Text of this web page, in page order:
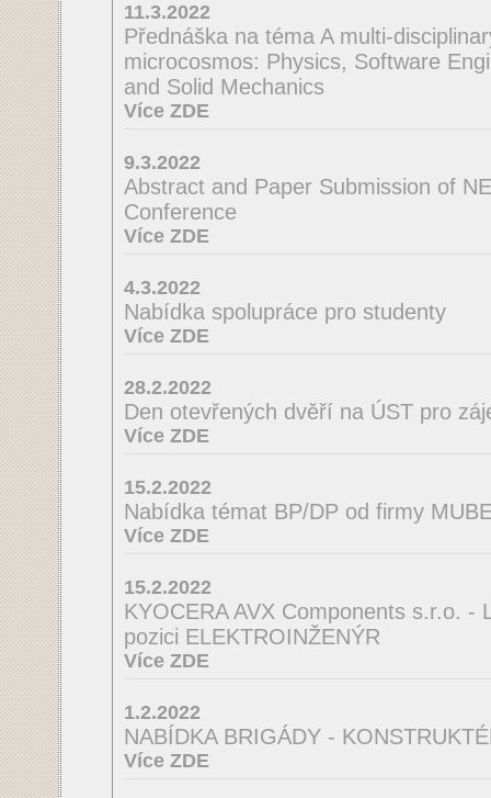
11.3.2022
Přednáška na téma A multi-
microcosmos: Physics, Software
and Solid Mechanics
Více ZDE
9.3.2022
Abstract and Paper Submission of
Conference
Více ZDE
4.3.2022
Nabídka spolupráce pro studenty
Více ZDE
28.2.2022
Den otevřených dvěří na ÚST pro
Více ZDE
15.2.2022
Nabídka témat BP/DP od firmy
Více ZDE
15.2.2022
KYOCERA AVX Components s.r.o.
pozici ELEKTROINŽENÝR
Více ZDE
1.2.2022
NABÍDKA BRIGÁDY -
Více ZDE